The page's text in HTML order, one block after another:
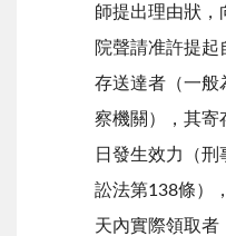
師提出理由狀，
院聲請准許提
存送達者（一般
察機關），其寄
日發生效力（
訟法第138條）
天內實際領取者